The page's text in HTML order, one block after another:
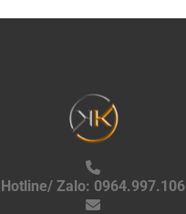
Hotline/ Zalo: 0964.997.106